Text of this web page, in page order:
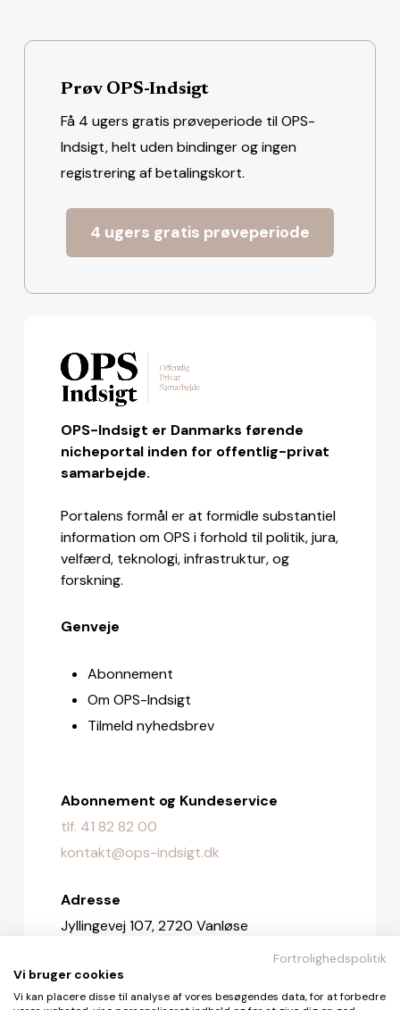
Prøv OPS-Indsigt
Få 4 ugers gratis prøveperiode til OPS-
Indsigt, helt uden bindinger og ingen
registrering af betalingskort.
4 ugers gratis prøveperiode
OPS-Indsigt er Danmarks førende
nicheportal inden for offentlig-privat
samarbejde.
Portalens formål er at formidle substantiel
information om OPS i forhold til politik, jura,
velfærd, teknologi, infrastruktur, og
forskning.
Genveje
Abonnement
Om OPS-Indsigt
Tilmeld nyhedsbrev
Abonnement og Kundeservice
tlf. 41 82 82 00
kontakt@ops-indsigt.dk
Adresse
Jyllingevej 107, 2720 Vanløse
Redaktionen
redaktionen@ops-indsigt.dk
Fortrolighedspolitik
Vi bruger cookies
Vi kan placere disse til analyse af vores besøgendes data, for at forbedre